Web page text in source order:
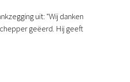
uit: "Wij danken
geëerd. Hij geeft